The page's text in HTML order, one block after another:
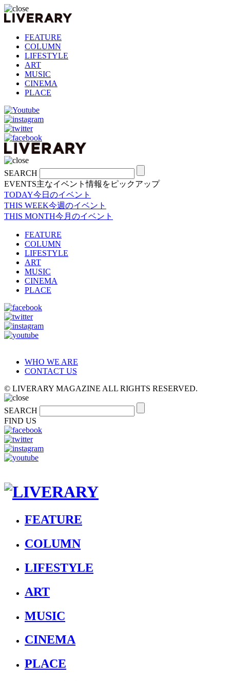
FEATURE
COLUMN
LIFESTYLE
ART
MUSIC
CINEMA
PLACE
SEARCH
EVENTS主なイベント情報をピックアップ
TODAY今日のイベント
THIS WEEK今週のイベント
THIS MONTH今月のイベント
FEATURE
COLUMN
LIFESTYLE
ART
MUSIC
CINEMA
PLACE
WHO WE ARE
CONTACT US
© LIVERARY MAGAZINE ALL RIGHTS RESERVED.
SEARCH
FIND US
FEATURE
COLUMN
LIFESTYLE
ART
MUSIC
CINEMA
PLACE